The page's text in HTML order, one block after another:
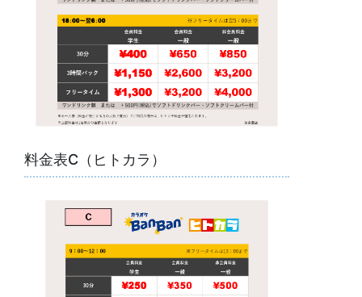
料金表C（ヒトカラ）